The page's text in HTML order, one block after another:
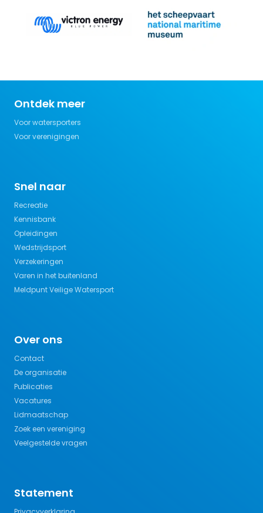
Ontdek meer
Voor watersporters
Voor verenigingen
Snel naar
Recreatie
Kennisbank
Opleidingen
Wedstrijdsport
Verzekeringen
Varen in het buitenland
Meldpunt Veilige Watersport
Over ons
Contact
De organisatie
Publicaties
Vacatures
Lidmaatschap
Zoek een vereniging
Veelgestelde vragen
Statement